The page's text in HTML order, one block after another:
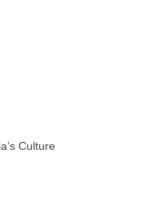
Culture